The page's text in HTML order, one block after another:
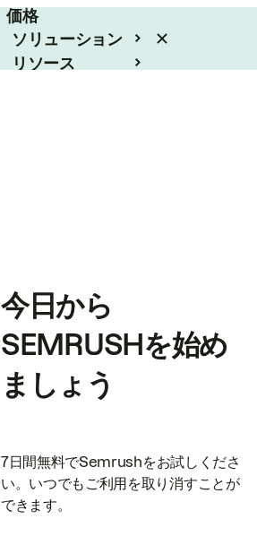
価格
ソリューション
リソース
今日から
SEMRUSHを始め
ましょう
7日間無料でSemrushをお試しくださ
い。いつでもご利用を取り消すことが
できます。